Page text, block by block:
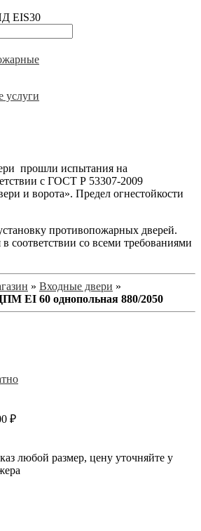
EIS30
услуги
прошли испытания на
с ГОСТ Р 53307-2009
и ворота». Предел огнестойкости
противопожарных дверей.
соответствии со всеми требованиями
» Входные двери »
EI 60 однопольная 880/2050
₽
любой размер, цену уточняйте у